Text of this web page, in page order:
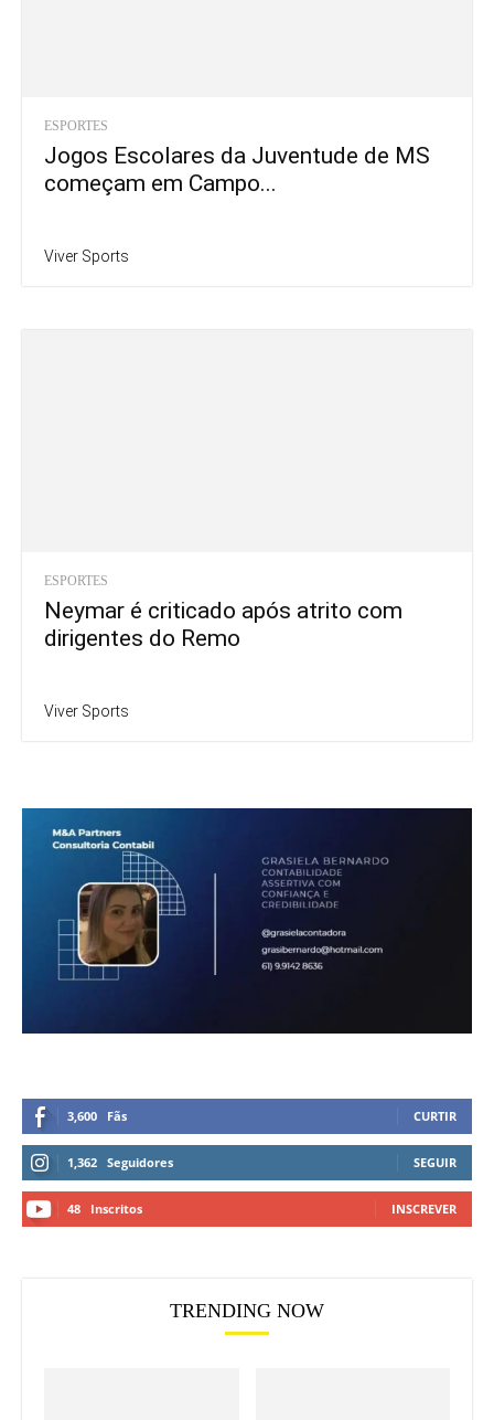
ESPORTES
Jogos Escolares da Juventude de MS
começam em Campo...
Viver Sports
ESPORTES
Neymar é criticado após atrito com
dirigentes do Remo
Viver Sports
3,600 Fãs CURTIR
1,362 Seguidores SEGUIR
48 Inscritos INSCREVER
TRENDING NOW